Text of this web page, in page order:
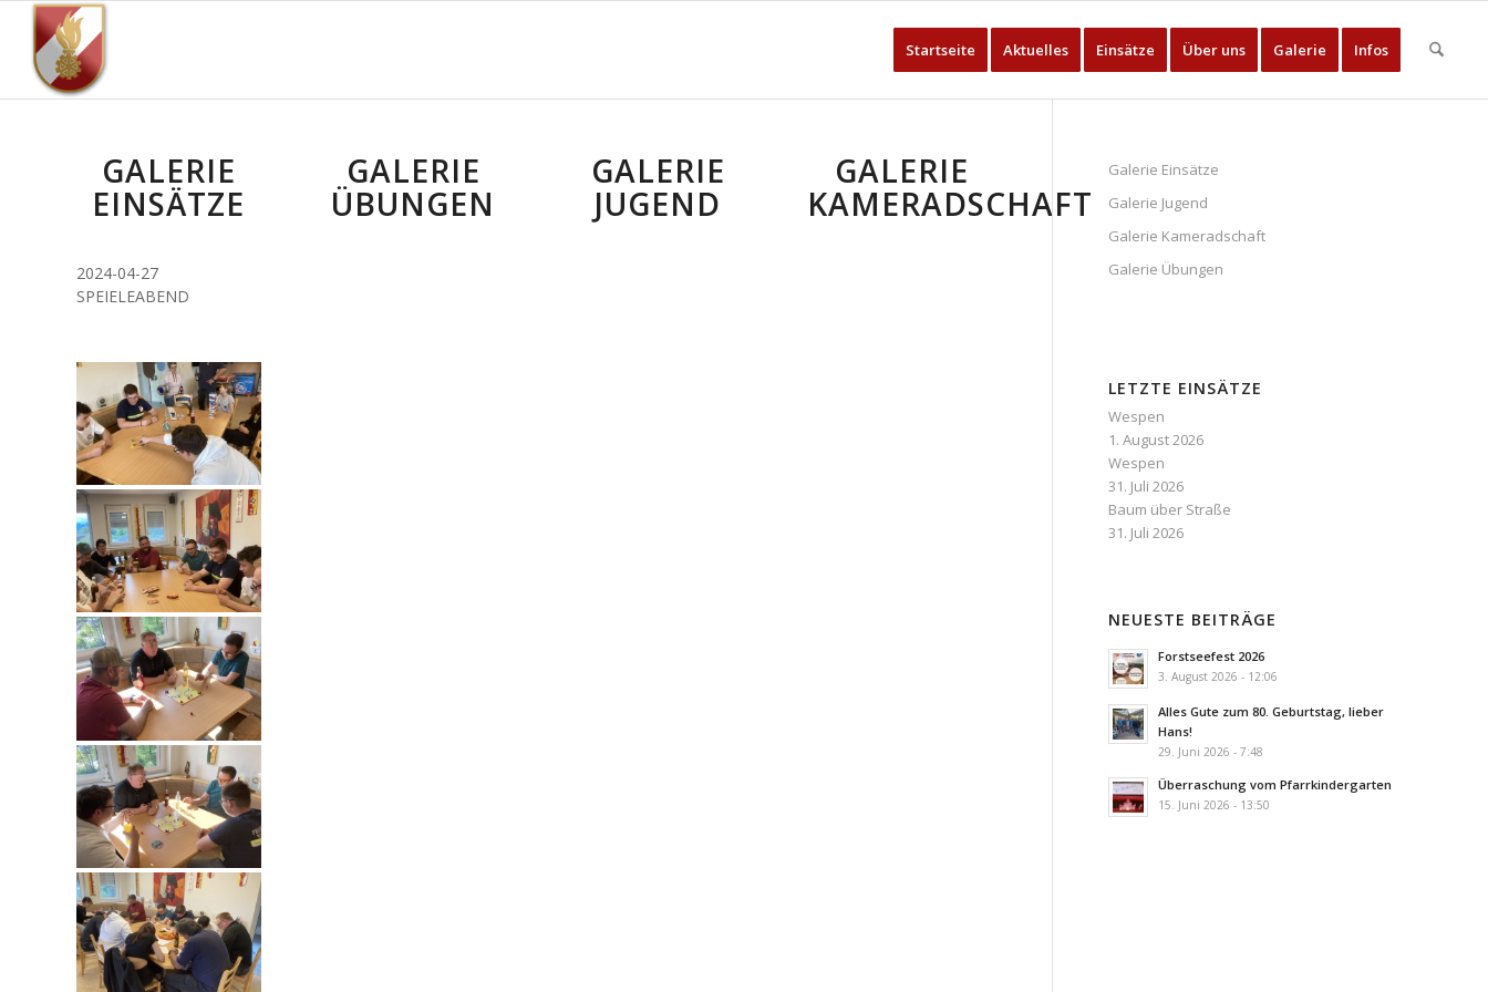
Startseite Aktuelles Einsätze Über uns Galerie Infos
GALERIE
EINSÄTZE
2024-04-27
SPEIELEABEND
GALERIE
ÜBUNGEN
GALERIE
JUGEND
GALERIE
KAMERADSCHAFT
Galerie Einsätze
Galerie Jugend
Galerie Kameradschaft
Galerie Übungen
LETZTE EINSÄTZE
Wespen
1. August 2026
Wespen
31. Juli 2026
Baum über Straße
31. Juli 2026
NEUESTE BEITRÄGE
Forstseefest 2026
3. August 2026 - 12:06
Alles Gute zum 80. Geburtstag, lieber
Hans!
29. Juni 2026 - 7:48
Überraschung vom Pfarrkindergarten
15. Juni 2026 - 13:50